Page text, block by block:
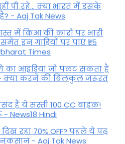
पी रहे... क्या भारत में इसके
- Aaj Tak News
में किआ की कारों पर भारी
इन गाड़ियों पर पाएं ₹1.5
Times
आइडिया जो पलट सकता है
क्या करने की बिलकुल जरूरत
हैं ये सस्ती 100 CC बाइक!
News18 Hindi
रहा 70% OFF? पहले ये पढ़
- Aaj Tak News